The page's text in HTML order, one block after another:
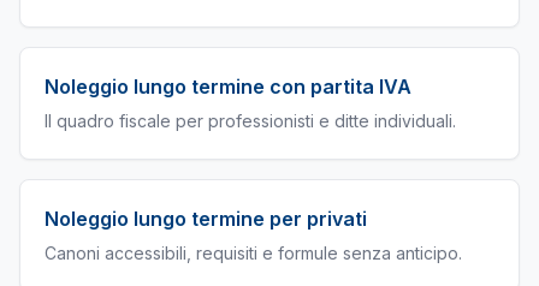
Noleggio lungo termine con partita IVA
Il quadro fiscale per professionisti e ditte individuali.
Noleggio lungo termine per privati
Canoni accessibili, requisiti e formule senza anticipo.